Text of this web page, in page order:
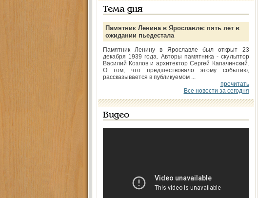
Тема дня
Памятник Ленина в Ярославле: пять лет в
ожидании пьедестала
Памятник Ленину в Ярославле был открыт 23
декабря 1939 года. Авторы памятника - скульптор
Василий Козлов и архитектор Сергей Капачинский.
О том, что предшествовало этому событию,
рассказывается в публикуемом ...
прочитать
Все новости за сегодня
Видео